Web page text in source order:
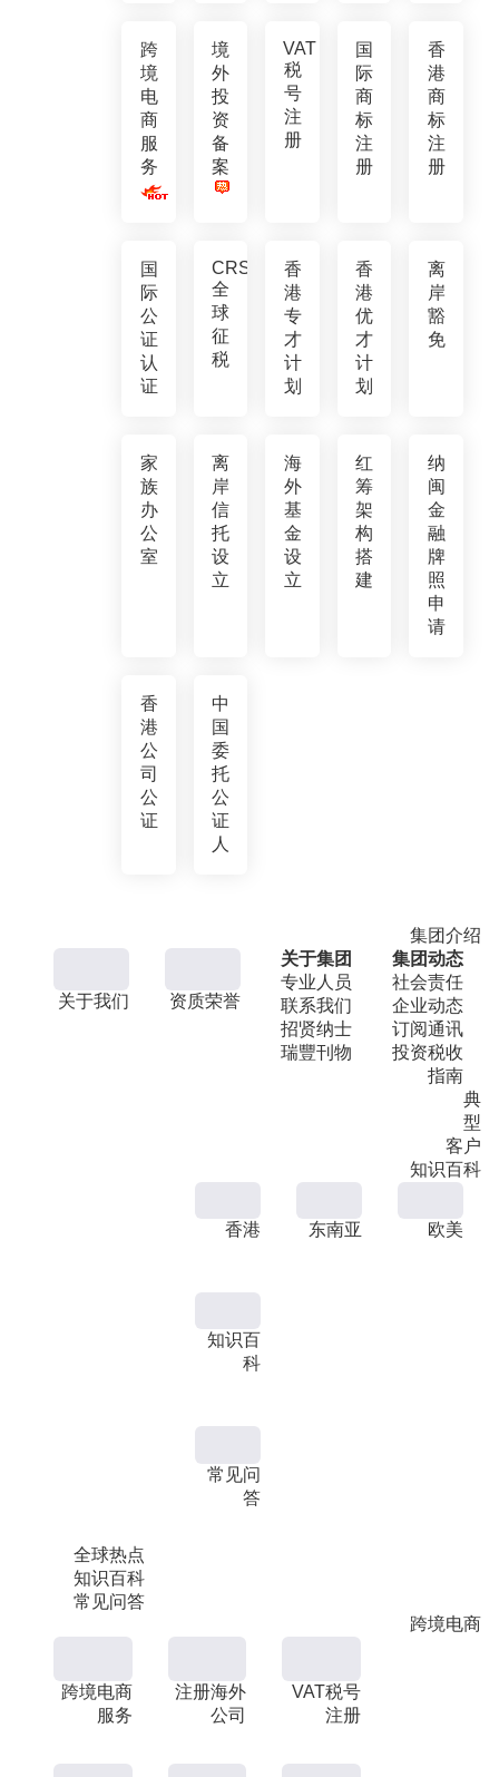
跨
境
电
商
服
务
境
外
投
资
备
案
VAT
税
号
注
册
国
际
商
标
注
册
香
港
商
标
注
册
国
际
公
证
认
证
CRS
全
球
征
税
香
港
专
才
计
划
香
港
优
才
计
划
离
岸
豁
免
家
族
办
公
室
离
岸
信
托
设
立
海
外
基
金
设
立
红
筹
架
构
搭
建
纳
闽
金
融
牌
照
申
请
香
港
公
司
公
证
中
国
委
托
公
证
人
集团介绍
关于我们 资质荣誉
关于集团
专业人员
联系我们
招贤纳士
瑞豐刊物
集团动态
社会责任
企业动态
订阅通讯
投资税收
指南
典
型
客户
知识百科
全球热点
知识百科
常见问答
香港 东南亚 欧美
知识百
科
常见问
答
跨境电商
跨境电商
服务
注册海外
公司
VAT税号
注册